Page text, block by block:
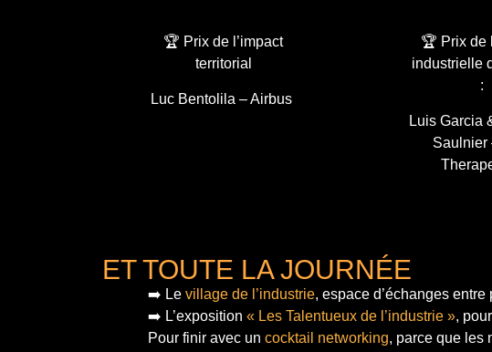
🏆 Prix de l’impact
territorial
Luc Bentolila – Airbus
🏆 Prix de
industrielle
:
Luis Garcia
Saulnier
ET TOUTE LA JOURNÉE
➡️ Le village de l’industrie, espace d’échanges
➡️ L’exposition « Les Talentueux de l’industrie »,
Pour finir avec un cocktail networking, parce que les